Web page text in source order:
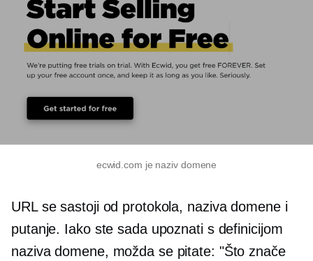
ecwid.com je naziv domene
URL se sastoji od protokola, naziva domene i
putanje. Iako ste sada upoznati s definicijom
naziva domene, možda se pitate: "Što znače